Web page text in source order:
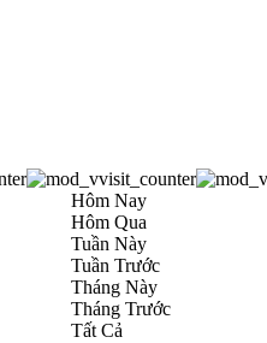
Hôm Nay
Hôm Qua
Tuần Này
Tuần Trước
Tháng Này
Tháng Trước
Tất Cả